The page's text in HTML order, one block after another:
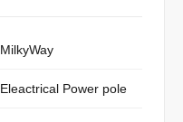
MilkyWay
Eleactrical Power pole